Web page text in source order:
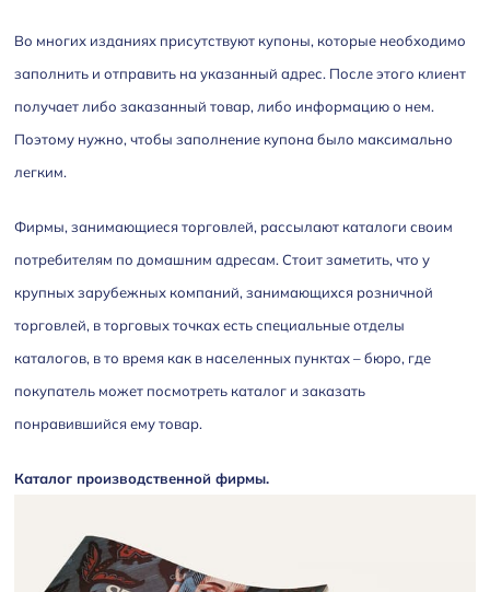
Во многих изданиях присутствуют купоны, которые необходимо
заполнить и отправить на указанный адрес. После этого клиент
получает либо заказанный товар, либо информацию о нем.
Поэтому нужно, чтобы заполнение купона было максимально
легким.
Фирмы, занимающиеся торговлей, рассылают каталоги своим
потребителям по домашним адресам. Стоит заметить, что у
крупных зарубежных компаний, занимающихся розничной
торговлей, в торговых точках есть специальные отделы
каталогов, в то время как в населенных пунктах – бюро, где
покупатель может посмотреть каталог и заказать
понравившийся ему товар.
Каталог производственной фирмы.